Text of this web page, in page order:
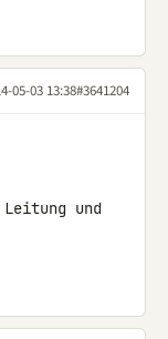
05-03 13:38#3641204
und